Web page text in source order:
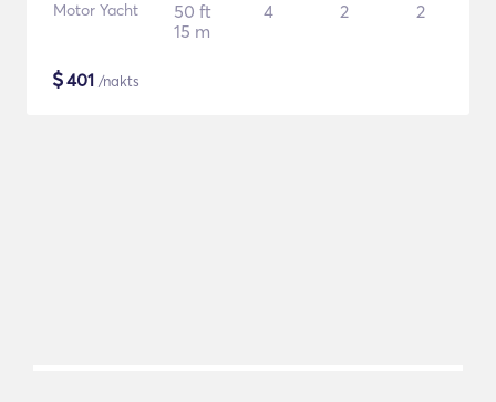
Motor Yacht
50 ft
15 m
4 2 2
$401 /nakts